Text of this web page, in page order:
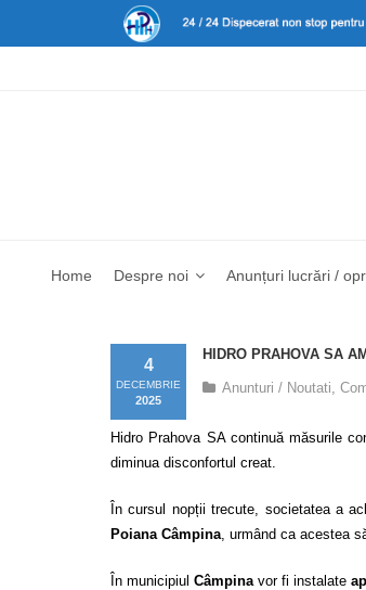
Home Despre noi Anunțuri lucrări /
HIDRO PRAHOVA SA
4
DECEMBRIE
2025
Anunturi / Noutati
Hidro Prahova SA continuă măsurile
diminua disconfortul creat.
În cursul nopții trecute, societatea a
Poiana Câmpina , urmând ca acestea
În municipiul Câmpina vor fi instalate